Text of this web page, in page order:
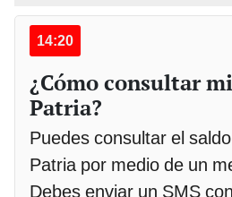
14:20
¿Cómo consultar
Patria?
Puedes consultar el
Patria por medio de un
Debes enviar un SMS